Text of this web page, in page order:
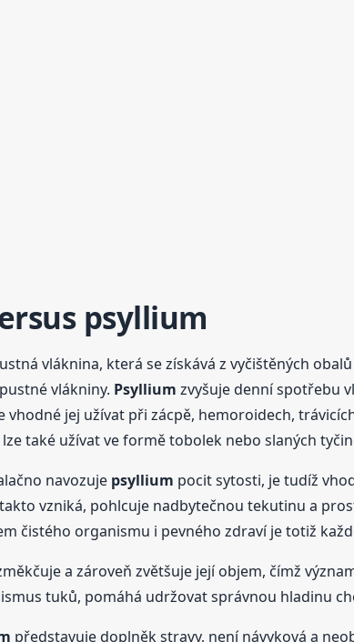
psyllium
vláknina, která se získává z vyčištěných
vlákniny. Psyllium zvyšuje denní spotřebu
vhodné jej užívat při zácpě, hemoroidech,
lze také užívat ve formě tobolek nebo slaných
navozuje psyllium pocit sytosti, je tudíž
vzniká, pohlcuje nadbytečnou tekutinu a
čistého organismu i pevného zdraví je totiž
a zároveň zvětšuje její objem, čímž
tuků, pomáhá udržovat správnou hladinu
představuje doplněk stravy, není návyková a